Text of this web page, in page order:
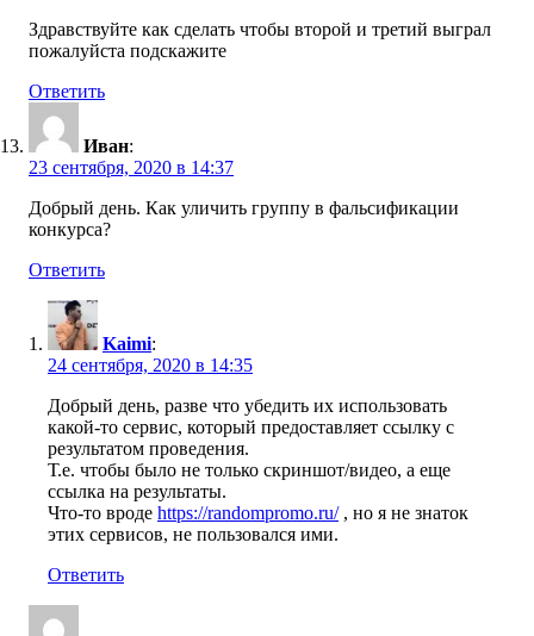
Здравствуйте как сделать чтобы второй и третий выграл
пожалуйста подскажите
Ответить
Иван:
23 сентября, 2020 в 14:37
Добрый день. Как уличить группу в фальсификации
конкурса?
Ответить
Kaimi:
24 сентября, 2020 в 14:35
Добрый день, разве что убедить их использовать
какой-то сервис, который предоставляет ссылку с
результатом проведения.
Т.е. чтобы было не только скриншот/видео, а еще
ссылка на результаты.
Что-то вроде https://randompromo.ru/, но я не знаток
этих сервисов, не пользовался ими.
Ответить